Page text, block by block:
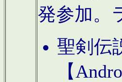
発参加。
聖剣伝
【